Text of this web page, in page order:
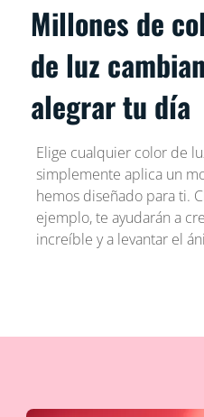
Millones de
de luz
alegrar tu día
Elige cualquier color de
simplemente aplica un
hemos diseñado para ti.
ejemplo, te ayudarán a
increíble y a levantar el